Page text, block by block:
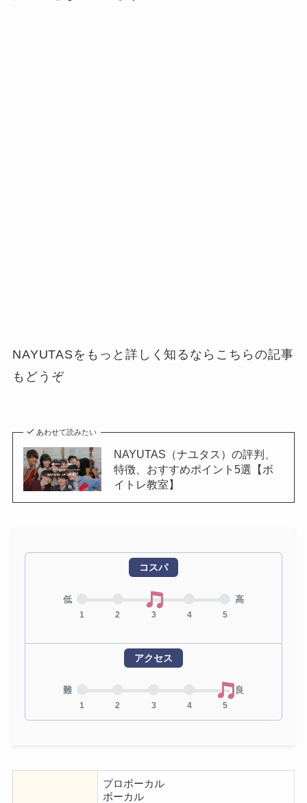
NAYUTASをもっと詳しく知るならこちらの記事
もどうぞ
あわせて読みたい
NAYUTAS（ナユタス）の評判、
特徴、おすすめポイント5選【ボ
イトレ教室】
コスパ
低
1 2 3 4 5
高
アクセス
難
1 2 3 4 5
良
プロボーカル
ボーカル